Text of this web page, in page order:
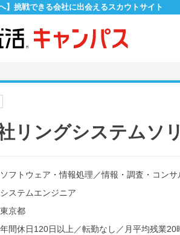
】挑戦できる会社に出会えるスカウトサイト
リングシステムソ
ソフトウェア・情報処理 ／情報・調査・コンサ
システムエンジニア
東京都
年間休日120日以上 ／転勤なし ／ 月平均残業20